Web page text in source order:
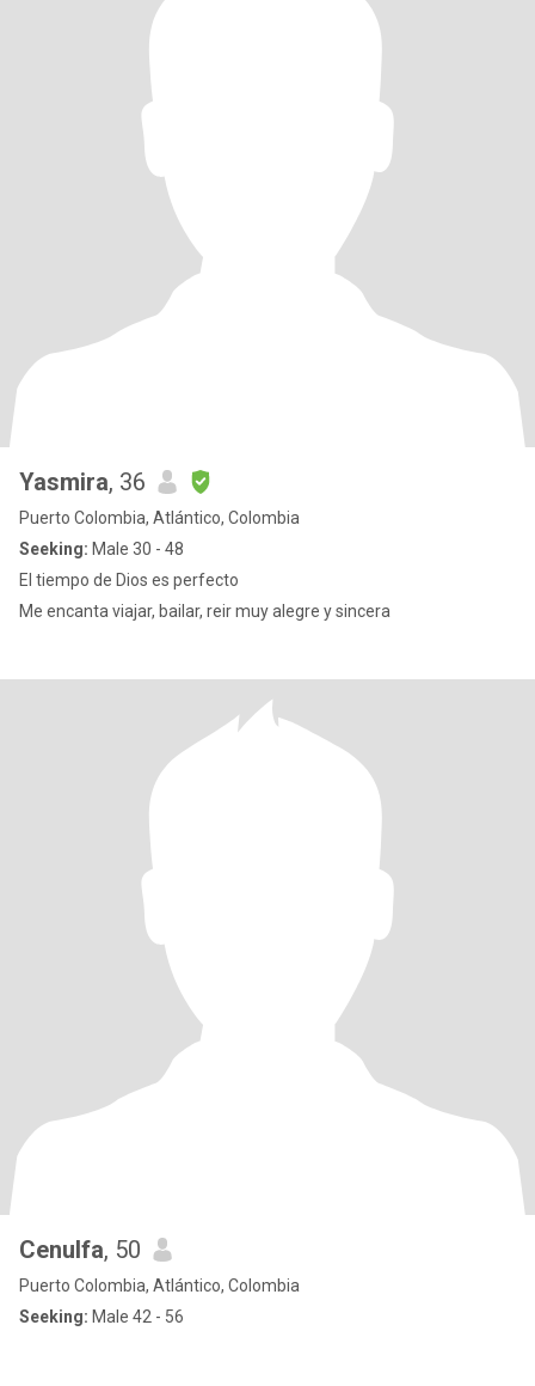
Yasmira, 36
Puerto Colombia, Atlántico, Colombia
Seeking: Male 30 - 48
El tiempo de Dios es perfecto
Me encanta viajar, bailar, reir muy alegre y sincera
Cenulfa, 50
Puerto Colombia, Atlántico, Colombia
Seeking: Male 42 - 56